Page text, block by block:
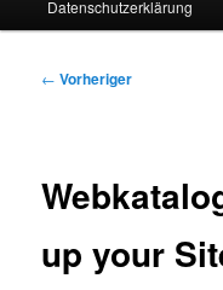
Datenschutzerklärung
Beitragsnavigation
← Vorheriger
up your